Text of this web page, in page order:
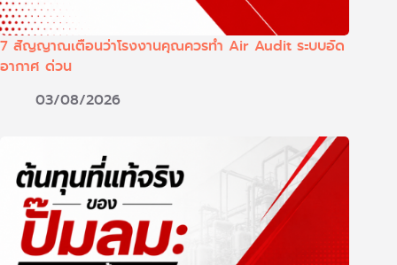
7 สัญญาณเตือนว่าโรงงานคุณควรทำ Air Audit ระบบอัด
อากาศ ด่วน
03/08/2026